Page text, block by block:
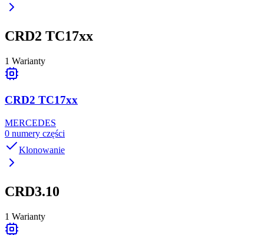
CRD2 TC17xx
1 Warianty
CRD2 TC17xx
MERCEDES
0 numery części
Klonowanie
CRD3.10
1 Warianty